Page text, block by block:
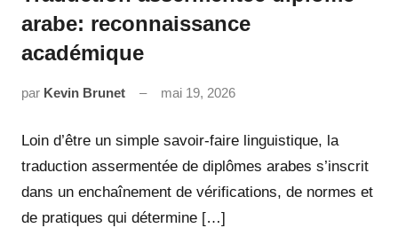
arabe: reconnaissance
académique
par Kevin Brunet mai 19, 2026
Loin d’être un simple savoir-faire linguistique, la
traduction assermentée de diplômes arabes s’inscrit
dans un enchaînement de vérifications, de normes et
de pratiques qui détermine […]